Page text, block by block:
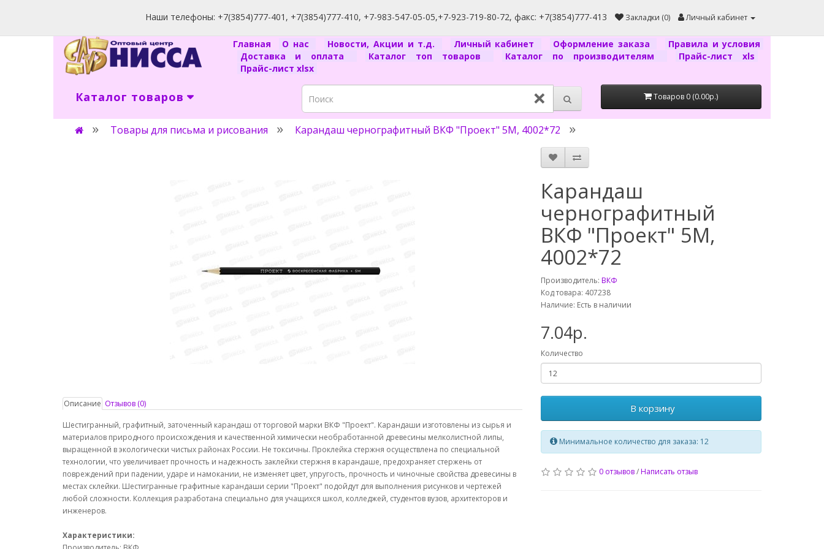
Наши телефоны: +7(3854)777-401, +7(3854)777-410, +7-983-547-05-05,+7-923-719-80-72, факс: +7(3854)777-413 Закладки (0) Личный кабинет
Главная О нас Новости, Акции и т.д. Личный кабинет Оформление заказа
Правила и условия
Доставка и оплата
Каталог топ товаров Каталог по производителям
Прайс-лист xls
Прайс-лист xlsx
Каталог товаров × Товаров 0 (0.00р.)
Товары для письма и рисования Карандаш чернографитный ВКФ "Проект" 5M, 4002*72
Описание Отзывов (0)
Шестигранный, графитный, заточенный карандаш от торговой марки ВКФ "Проект". Карандаши изготовлены из сырья и
материалов природного происхождения и качественной химически необработанной древесины мелколистной липы,
выращенной в экологически чистых районах России. Не токсичны. Проклейка стержня осуществлена по специальной
технологии, что увеличивает прочность и надежность заклейки стержня в карандаше, предохраняет стержень от
повреждений при падении, ударе и намокании, не изменяет цвет, упругость, прочность и чиночные свойства древесины в
местах склейки. Шестигранные графитные карандаши серии "Проект" подойдут для выполнения рисунков и чертежей
любой сложности. Коллекция разработана специально для учащихся школ, колледжей, студентов вузов, архитекторов и
инженеров.
Характеристики:
Карандаш
чернографитный
ВКФ "Проект" 5M,
4002*72
Производитель: ВКФ
Код товара: 407238
Наличие: Есть в наличии
7.04р.
Количество
В корзину
Минимальное количество для заказа: 12
0 отзывов/Написать отзыв